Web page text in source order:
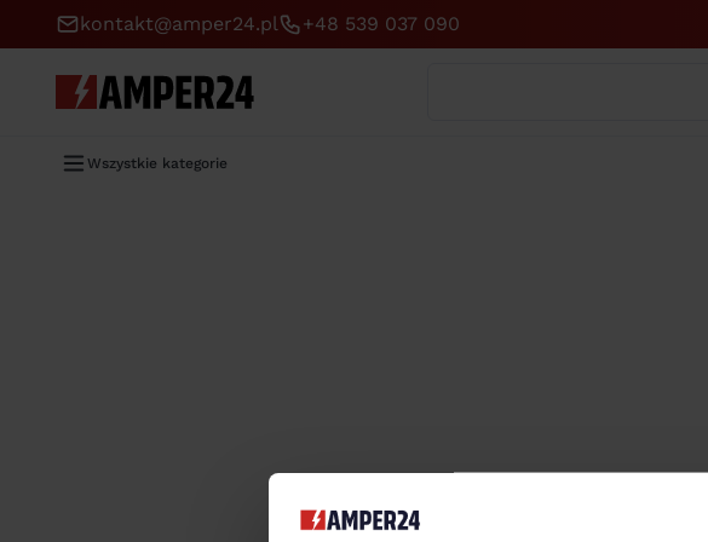
kontakt@amper24.pl +48 539 037 090
Wszystkie kategorie